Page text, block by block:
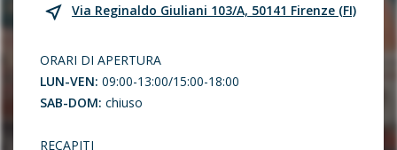
Via Reginaldo Giuliani 103/A, 50141 Firenze (FI)
ORARI DI APERTURA
LUN-VEN: 09:00-13:00/15:00-18:00
SAB-DOM: chiuso
RECAPITI